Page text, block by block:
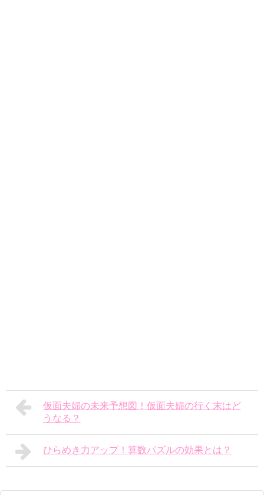
仮面夫婦の未来予想図！仮面夫婦の行く末はど
うなる？
ひらめき力アップ！算数パズルの効果とは？